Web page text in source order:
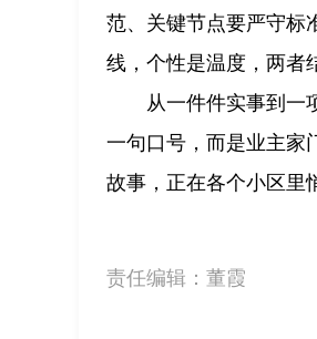
范、关键节点要严守标
线，个性是温度，两者
从一件件实事到一
一句口号，而是业主家
故事，正在各个小区里
责任编辑： 董霞